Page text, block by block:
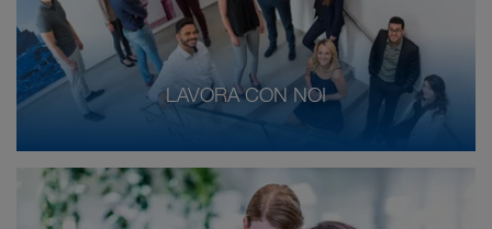
LAVORA CON NOI